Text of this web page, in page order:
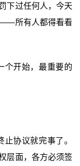
下过任何人，今天
——所有人都得看看
个开始，最重要的
协议就完事了。
层面，各方必须签